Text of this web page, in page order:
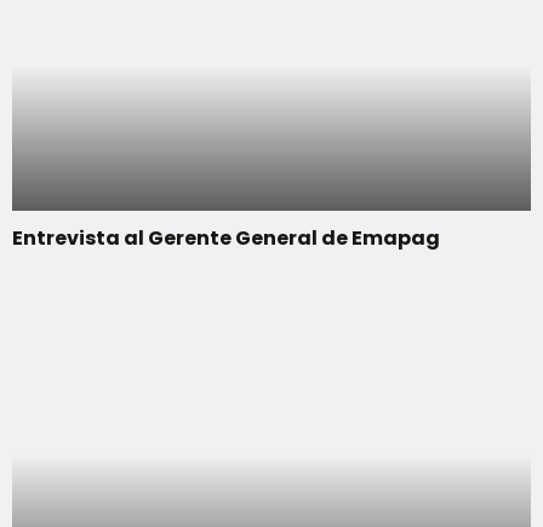
Entrevista al Gerente General de Emapag